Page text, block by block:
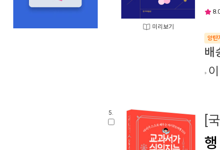
미리보기
양탄
배
5. [
행